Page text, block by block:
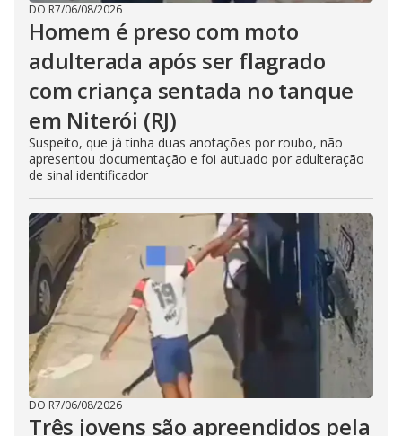
DO R7/06/08/2026
Homem é preso com moto
adulterada após ser flagrado
com criança sentada no tanque
em Niterói (RJ)
Suspeito, que já tinha duas anotações por roubo, não
apresentou documentação e foi autuado por adulteração
de sinal identificador
DO R7/06/08/2026
Três jovens são apreendidos pela